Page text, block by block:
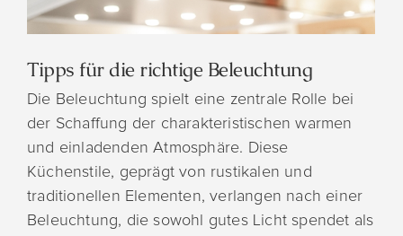
Tipps für die richtige Beleuchtung
Die Beleuchtung spielt eine zentrale Rolle bei
der Schaffung der charakteristischen warmen
und einladenden Atmosphäre. Diese
Küchenstile, geprägt von rustikalen und
traditionellen Elementen, verlangen nach einer
Beleuchtung, die sowohl gutes Licht spendet als